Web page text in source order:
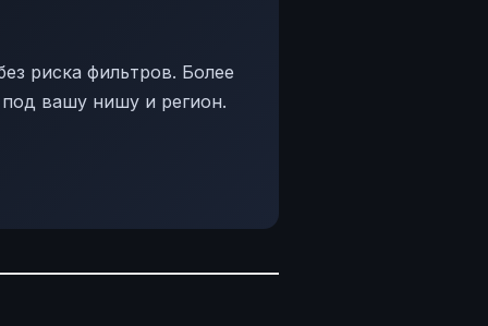
риска фильтров. Более
вашу нишу и регион.